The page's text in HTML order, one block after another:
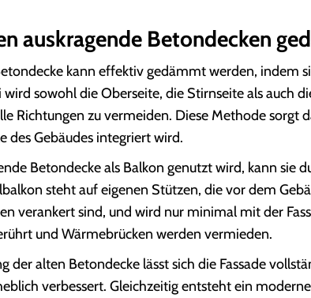
auskragende Betondecken
kann effektiv gedämmt werden, indem
sowohl die Oberseite, die Stirnseite als auch
Richtungen zu vermeiden. Diese Methode sorgt
des Gebäudes integriert wird.
Betondecke als Balkon genutzt wird, kann sie
steht auf eigenen Stützen, die vor dem
verankert sind, und wird nur minimal mit der
und Wärmebrücken werden vermieden.
der alten Betondecke lässt sich die Fassade
verbessert. Gleichzeitig entsteht ein